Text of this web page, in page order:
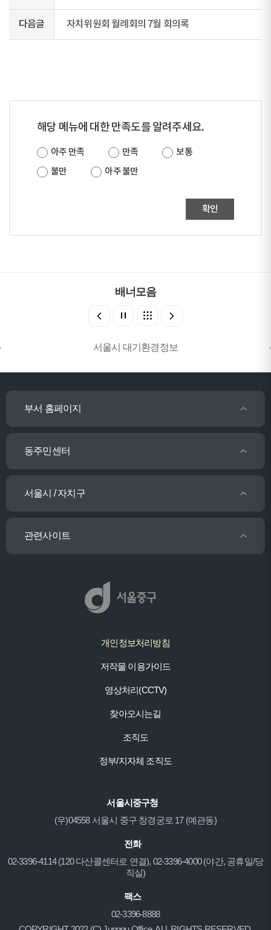
다음글 자치위원회 월례회의 7월 회의록
해당 메뉴에 대한 만족도를 알려주세요.
아주 만족 만족
보통
불만
아주 불만
확인
배너모음
서울시 대기환경정보
부서 홈페이지
동주민센터
서울시 / 자치구
관련사이트
개인정보처리방침
저작물 이용가이드
영상처리(CCTV)
찾아오시는길
조직도
정부/지자체 조직도
서울시중구청
(우)04558 서울시 중구 창경궁로 17 (예관동)
전화
02-3396-4114 (120 다산콜센터로 연결), 02-3396-4000 (야간, 공휴일/당
직실)
팩스
02-3396-8888